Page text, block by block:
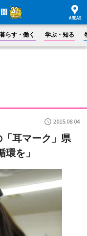
暮らす・働く 学ぶ・知る
2015.08.04
耳マーク」県
を」